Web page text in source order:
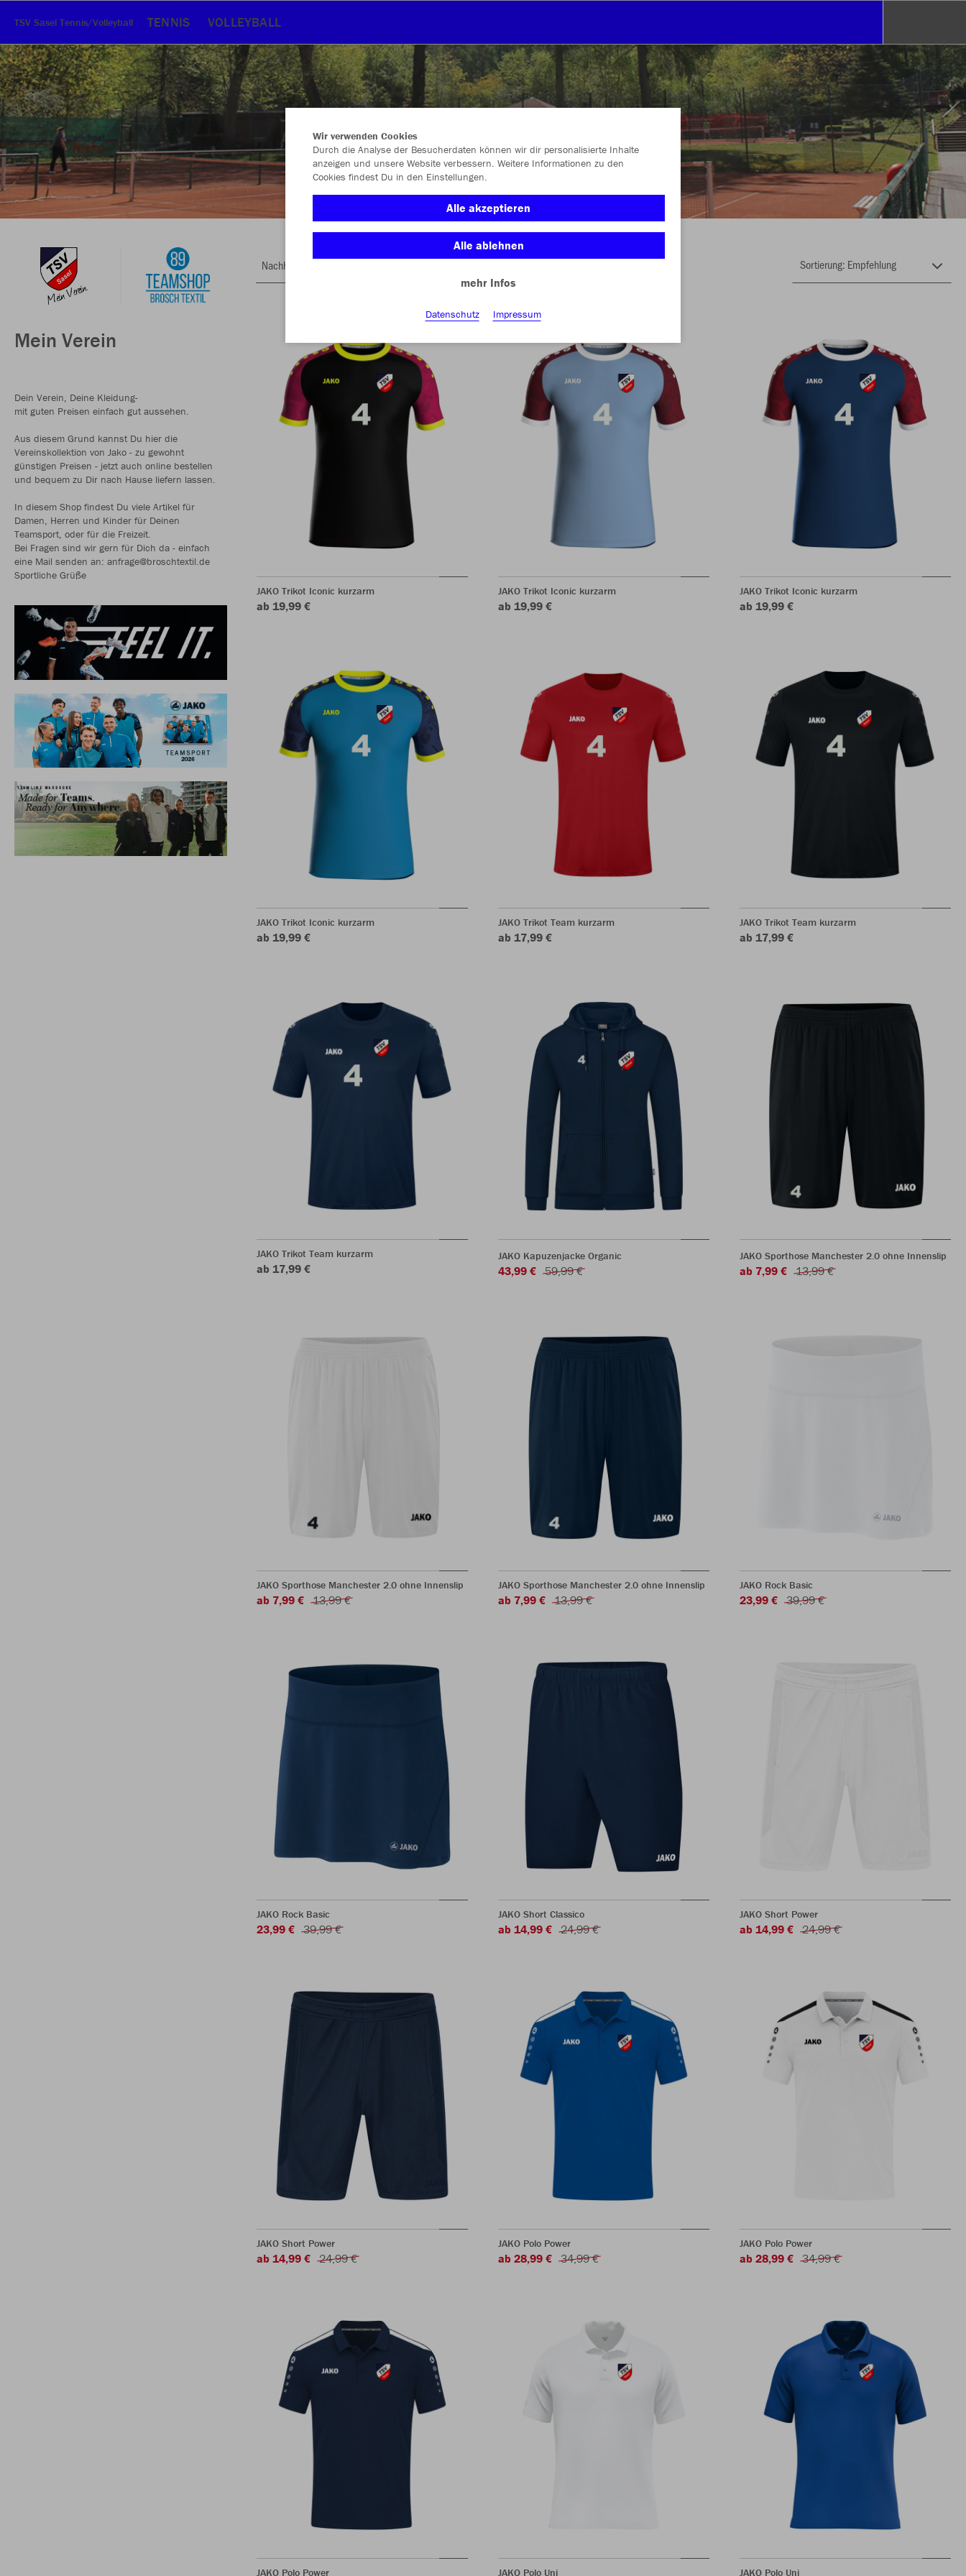
TSV Sasel Tennis/Volleyball TENNIS VOLLEYBALL
Mein Verein
Dein Verein, Deine Kleidung-
mit guten Preisen einfach gut aussehen.
Aus diesem Grund kannst Du hier die
Vereinskollektion von Jako - zu gewohnt
günstigen Preisen - jetzt auch online bestellen
und bequem zu Dir nach Hause liefern lassen.
In diesem Shop findest Du viele Artikel für
Damen, Herren und Kinder für Deinen
Teamsport, oder für die Freizeit.
Bei Fragen sind wir gern für Dich da - einfach
eine Mail senden an: anfrage@broschtextil.de
Sportliche Grüße
Nachhaltig
JAKO Trikot Iconic kurzarm
ab 19,99 €
JAKO Trikot Iconic kurzarm
ab 19,99 €
JAKO Trikot Iconic kurzarm
ab 19,99 €
JAKO Trikot Iconic kurzarm
ab 19,99 €
JAKO Trikot Team kurzarm
ab 17,99 €
JAKO Trikot Team kurzarm
ab 17,99 €
JAKO Trikot Team kurzarm
ab 17,99 €
JAKO Kapuzenjacke Organic
43,99 € 59,99 €
JAKO Sporthose Manchester 2.0 ohne Innenslip
ab 7,99 € 13,99 €
JAKO Sporthose Manchester 2.0 ohne Innenslip
ab 7,99 € 13,99 €
JAKO Sporthose Manchester 2.0 ohne Innenslip
ab 7,99 € 13,99 €
JAKO Rock Basic
23,99 € 39,99 €
JAKO Rock Basic
23,99 € 39,99 €
JAKO Short Classico
ab 14,99 € 24,99 €
JAKO Short Power
ab 14,99 € 24,99 €
JAKO Short Power
ab 14,99 € 24,99 €
JAKO Polo Power
ab 28,99 € 34,99 €
JAKO Polo Power
ab 28,99 € 34,99 €
JAKO Polo Power JAKO Polo Uni JAKO Polo Uni
Wir verwenden Cookies
Durch die Analyse der Besucherdaten können wir dir personalisierte Inhalte
anzeigen und unsere Website verbessern. Weitere Informationen zu den
Cookies findest Du in den Einstellungen.
Alle akzeptieren
Alle ablehnen
mehr Infos
Datenschutz Impressum